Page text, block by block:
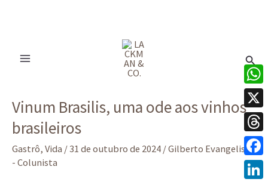
Vinum Brasilis, uma ode aos vinhos
brasileiros
Gastrô, Vida /31 de outubro de 2024 /Gilberto Evangelista
- Colunista
Brasilis,
uma
ode
aos
X